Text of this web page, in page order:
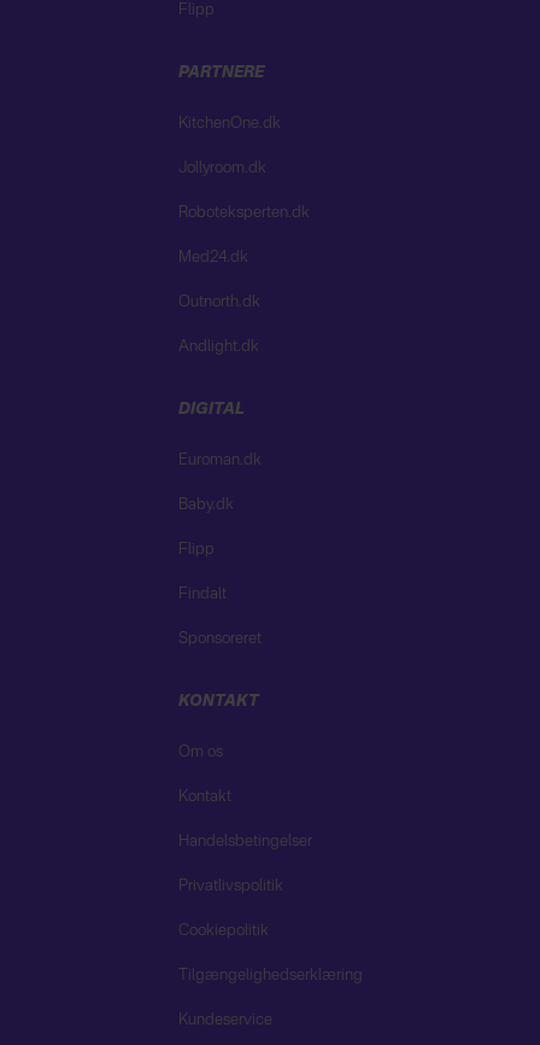
Flipp
PARTNERE
KitchenOne.dk
Jollyroom.dk
Roboteksperten.dk
Med24.dk
Outnorth.dk
Andlight.dk
DIGITAL
Euroman.dk
Baby.dk
Flipp
Findalt
Sponsoreret
KONTAKT
Om os
Kontakt
Handelsbetingelser
Privatlivspolitik
Cookiepolitik
Tilgængelighedserklæring
Kundeservice